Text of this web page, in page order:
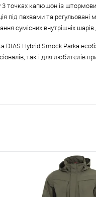
3 точках капюшон із
під пахвами та
сумісних внутрішніх
Hybrid Smock Parka
так і для любителів